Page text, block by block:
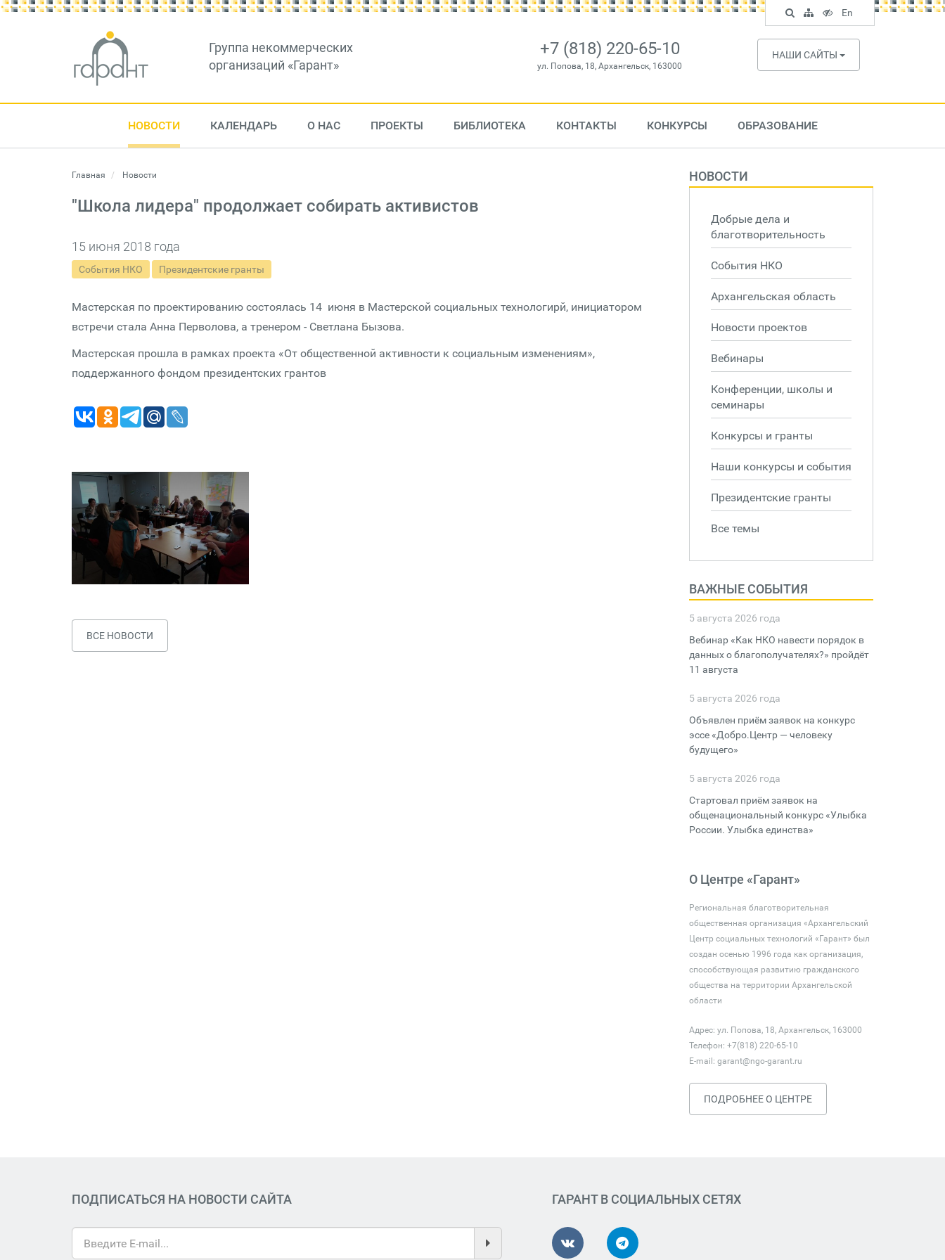
Группа некоммерческих
организаций «Гарант»
+7 (818) 220-65-10
ул. Попова, 18, Архангельск, 163000
НАШИ САЙТЫ
НОВОСТИ КАЛЕНДАРЬ О НАС ПРОЕКТЫ БИБЛИОТЕКА КОНТАКТЫ КОНКУРСЫ ОБРАЗОВАНИЕ
Главная Новости
"Школа лидера" продолжает собирать активистов
15 июня 2018 года
События НКО Президентские гранты
Мастерская по проектированию состоялась 14 июня в Мастерской социальных технологирй, инициатором
встречи стала Анна Перволова, а тренером - Светлана Бызова.
Мастерская прошла в рамках проекта «От общественной активности к социальным изменениям»,
поддержанного фондом президентских грантов
ВСЕ НОВОСТИ
НОВОСТИ
Добрые дела и
благотворительность
События НКО
Архангельская область
Новости проектов
Вебинары
Конференции, школы и
семинары
Конкурсы и гранты
Наши конкурсы и события
Президентские гранты
Все темы
ВАЖНЫЕ СОБЫТИЯ
5 августа 2026 года
Вебинар «Как НКО навести порядок в
данных о благополучателях?» пройдёт
11 августа
5 августа 2026 года
Объявлен приём заявок на конкурс
эссе «Добро.Центр — человеку
будущего»
5 августа 2026 года
Стартовал приём заявок на
общенациональный конкурс «Улыбка
России. Улыбка единства»
О Центре «Гарант»
Региональная благотворительная
общественная организация «Архангельский
Центр социальных технологий «Гарант» был
создан осенью 1996 года как организация,
способствующая развитию гражданского
общества на территории Архангельской
области
Адрес: ул. Попова, 18, Архангельск, 163000
Телефон: +7(818) 220-65-10
E-mail: garant@ngo-garant.ru
ПОДРОБНЕЕ О ЦЕНТРЕ
ПОДПИСАТЬСЯ НА НОВОСТИ САЙТА ГАРАНТ В СОЦИАЛЬНЫХ СЕТЯХ
Поиск
по
сайту
Карта
сайта
Версия
для
слабовидящих
En
English